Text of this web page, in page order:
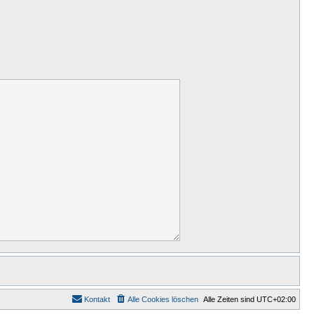
Alle Zeiten sind UTC+02:00
Alle Cookies löschen
Kontakt